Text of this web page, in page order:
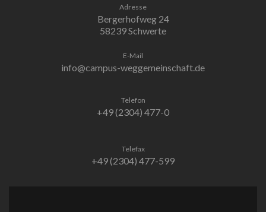
Adresse
Bergerhofweg 24
58239 Schwerte
E-Mail
info@campus-weggemeinschaft.de
Telefon
+49 (2304) 477-0
Telefax
+49 (2304) 477-599